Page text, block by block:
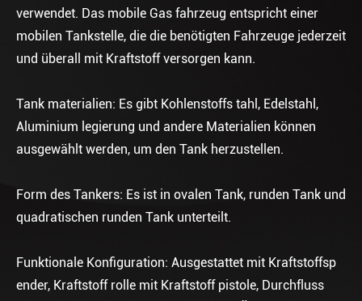
verwendet. Das mobile Gas fahrzeug entspricht einer
mobilen Tankstelle, die die benötigten Fahrzeuge jederzeit
und überall mit Kraftstoff versorgen kann.
Tank materialien: Es gibt Kohlenstoffs tahl, Edelstahl,
Aluminium legierung und andere Materialien können
ausgewählt werden, um den Tank herzustellen.
Form des Tankers: Es ist in ovalen Tank, runden Tank und
quadratischen runden Tank unterteilt.
Funktionale Konfiguration: Ausgestattet mit Kraftstoffsp
ender, Kraftstoff rolle mit Kraftstoff pistole, Durchfluss